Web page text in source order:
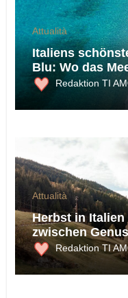
Attualità
Italiens
Blu: Wo das
ist
Redaktion TI
Attualità
Herbst in Italien
zwischen
Redaktion TI